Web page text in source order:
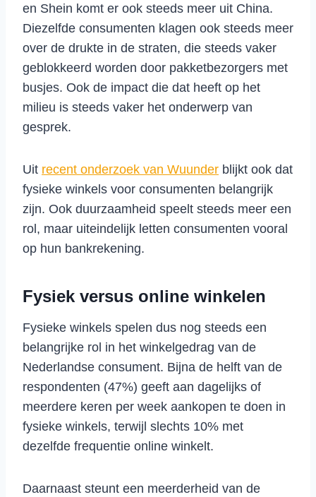
en Shein komt er ook steeds meer uit China.
Diezelfde consumenten klagen ook steeds meer
over de drukte in de straten, die steeds vaker
geblokkeerd worden door pakketbezorgers met
busjes. Ook de impact die dat heeft op het
milieu is steeds vaker het onderwerp van
gesprek.
Uit recent onderzoek van Wuunder blijkt ook dat
fysieke winkels voor consumenten belangrijk
zijn. Ook duurzaamheid speelt steeds meer een
rol, maar uiteindelijk letten consumenten vooral
op hun bankrekening.
Fysiek versus online winkelen
Fysieke winkels spelen dus nog steeds een
belangrijke rol in het winkelgedrag van de
Nederlandse consument. Bijna de helft van de
respondenten (47%) geeft aan dagelijks of
meerdere keren per week aankopen te doen in
fysieke winkels, terwijl slechts 10% met
dezelfde frequentie online winkelt.
Daarnaast steunt een meerderheid van de